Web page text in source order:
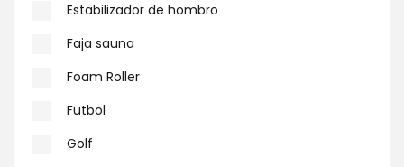
Estabilizador de hombro
Faja sauna
Foam Roller
Futbol
Golf